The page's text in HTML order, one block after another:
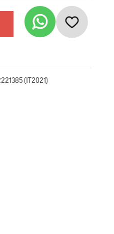
(IT2021)